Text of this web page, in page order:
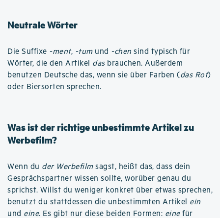
Neutrale Wörter
Die Suffixe -ment, -tumund -chen sind typisch für
Wörter, die den Artikel dasbrauchen. Außerdem
benutzen Deutsche das, wenn sie über Farben (das Rot)
oder Biersorten sprechen.
Was ist der richtige unbestimmte Artikel zu
Werbefilm?
Wenn du der Werbefilmsagst, heißt das, dass dein
Gesprächspartner wissen sollte, worüber genau du
sprichst. Willst du weniger konkret über etwas sprechen,
benutzt du stattdessen die unbestimmten Artikel ein
und eine. Es gibt nur diese beiden Formen: einefür